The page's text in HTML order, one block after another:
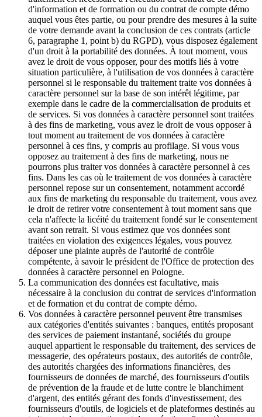
d'information et de formation ou du contrat de compte démo
auquel vous êtes partie, ou pour prendre des mesures à la suite
de votre demande avant la conclusion de ces contrats (article
6, paragraphe 1, point b) du RGPD), vous disposez également
d'un droit à la portabilité des données. À tout moment, vous
avez le droit de vous opposer, pour des motifs liés à votre
situation particulière, à l'utilisation de vos données à caractère
personnel si le responsable du traitement traite vos données à
caractère personnel sur la base de son intérêt légitime, par
exemple dans le cadre de la commercialisation de produits et
de services. Si vos données à caractère personnel sont traitées
à des fins de marketing, vous avez le droit de vous opposer à
tout moment au traitement de vos données à caractère
personnel à ces fins, y compris au profilage. Si vous vous
opposez au traitement à des fins de marketing, nous ne
pourrons plus traiter vos données à caractère personnel à ces
fins. Dans les cas où le traitement de vos données à caractère
personnel repose sur un consentement, notamment accordé
aux fins de marketing du responsable du traitement, vous avez
le droit de retirer votre consentement à tout moment sans que
cela n'affecte la licéité du traitement fondé sur le consentement
avant son retrait. Si vous estimez que vos données sont
traitées en violation des exigences légales, vous pouvez
déposer une plainte auprès de l'autorité de contrôle
compétente, à savoir le président de l'Office de protection des
données à caractère personnel en Pologne.
La communication des données est facultative, mais
nécessaire à la conclusion du contrat de services d'information
et de formation et du contrat de compte démo.
Vos données à caractère personnel peuvent être transmises
aux catégories d'entités suivantes : banques, entités proposant
des services de paiement instantané, sociétés du groupe
auquel appartient le responsable du traitement, des services de
messagerie, des opérateurs postaux, des autorités de contrôle,
des autorités chargées des informations financières, des
fournisseurs de données de marché, des fournisseurs d'outils
de prévention de la fraude et de lutte contre le blanchiment
d'argent, des entités gérant des fonds d'investissement, des
fournisseurs d'outils, de logiciels et de plateformes destinés au